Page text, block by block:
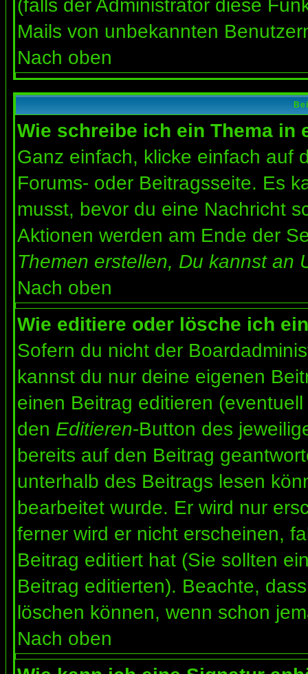
(falls der Administrator diese
Mails von unbekannten
Nach oben
Wie schreibe ich ein Thema in
Ganz einfach, klicke einfach auf
Forums- oder Beitragsseite. Es
musst, bevor du eine Nachricht
Aktionen werden am Ende der
Themen erstellen, Du kannst an
Nach oben
Wie editiere oder lösche ich
Sofern du nicht der
kannst du nur deine eigenen
einen Beitrag editieren
den Editieren-Button des
bereits auf den Beitrag
unterhalb des Beitrags lesen
bearbeitet wurde. Er wird nur
ferner wird er nicht erscheinen,
Beitrag editiert hat (Sie sollten
Beitrag editierten). Beachte,
löschen können, wenn schon
Nach oben